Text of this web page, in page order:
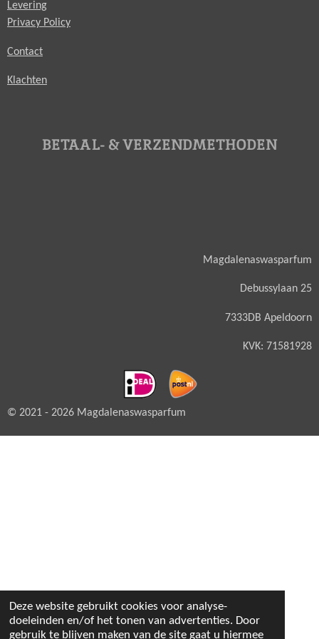
Deze website gebruikt cookies voor analyse-
doeleinden en/of het tonen van advertenties. Door
gebruik te blijven maken van de site gaat u hiermee
Levering
Privacy Policy
Contact
Klachten
BETAAL- & VERZENDMETHODEN
Magdalenaswasparfum
Debussylaan 25
7333DB Apeldoorn
KVK: 71581928
© 2021 - 2026 Magdalenaswasparfum